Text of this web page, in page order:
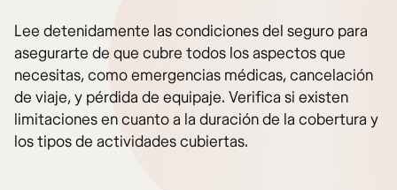
Lee detenidamente las condiciones del seguro para
asegurarte de que cubre todos los aspectos que
necesitas, como emergencias médicas, cancelación
de viaje, y pérdida de equipaje. Verifica si existen
limitaciones en cuanto a la duración de la cobertura y
los tipos de actividades cubiertas.